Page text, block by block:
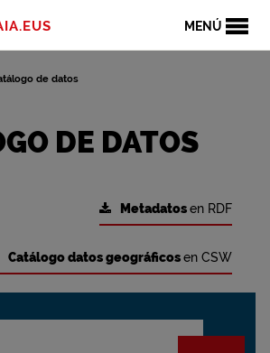
MENÚ
de datos
DE DATOS
Metadatosen RDF
Catálogo datos geográficosen CSW